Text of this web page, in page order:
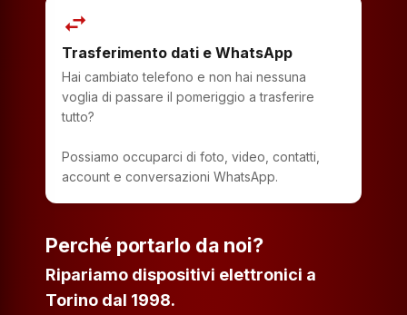
swap_horiz
Trasferimento dati e WhatsApp
Hai cambiato telefono e non hai nessuna
voglia di passare il pomeriggio a trasferire
tutto?
Possiamo occuparci di foto, video, contatti,
account e conversazioni WhatsApp.
Perché portarlo da noi?
Ripariamo dispositivi elettronici a
Torino dal 1998.